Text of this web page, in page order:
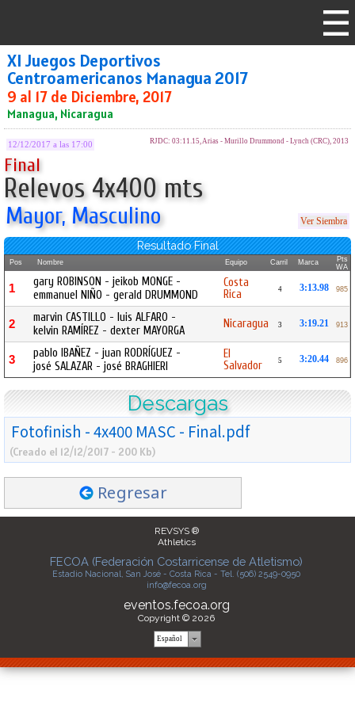
XI Juegos Deportivos
Centroamericanos Managua 2017
9 al 17 de Diciembre, 2017
Managua, Nicaragua
12/12/2017 a las 17:00 RJDC: 03:11.15, Arias - Murillo Drummond - Lynch (CRC), 2013
Final
Relevos 4x400 mts
Mayor, Masculino Ver Siembra
Resultado Final
Pos Nombre Equipo Carril Marca
Pts
WA
1
gary ROBINSON - jeikob MONGE -
emmanuel NIÑO - gerald DRUMMOND
Costa
Rica
4 3:13.98 985
2
marvin CASTILLO - luis ALFARO -
kelvin RAMÍREZ - dexter MAYORGA
Nicaragua 3 3:19.21 913
3
pablo IBAÑEZ - juan RODRÍGUEZ -
josé SALAZAR - josé BRAGHIERI
El
Salvador
5 3:20.44 896
Descargas
Fotofinish - 4x400 MASC - Final.pdf
(Creado el 12/12/2017 - 200 Kb)
Regresar
REVSYS ®
Athletics
FECOA (Federación Costarricense de Atletismo)
Estadio Nacional, San José - Costa Rica - Tel. (506) 2549-0950
info@fecoa.org
eventos.fecoa.org
Copyright © 2026